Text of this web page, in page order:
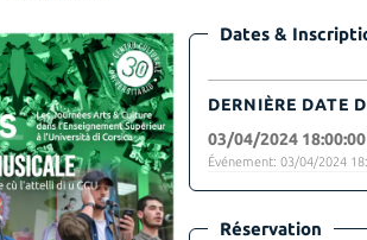
Dates &
DERNIÈRE DATE
03/04/2024 18:00:00
Événement: 03/04/2024
Réservation